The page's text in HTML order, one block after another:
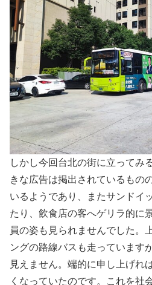
しかし今回台北の街に立ってみ
きな広告は掲出されているもの
いるようであり、またサンドイ
たり、飲食店の客へゲリラ的に
員の姿も見られませんでした。
ングの路線バスも走っています
見えません。端的に申し上げれ
くなっていたのです。これを社